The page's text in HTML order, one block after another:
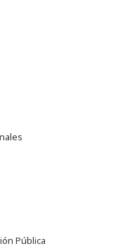
Pública